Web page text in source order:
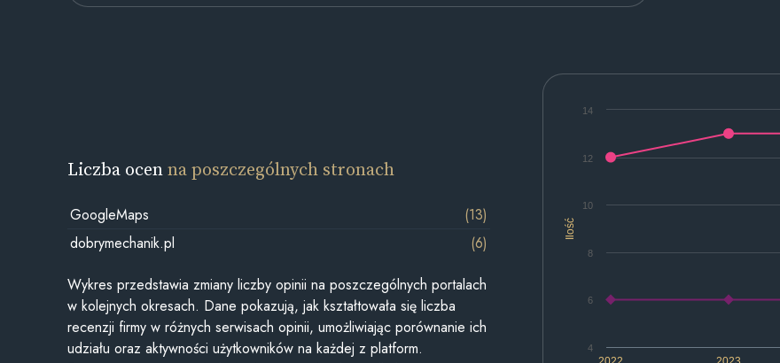
Ilość
4
6
8
10
12
14
Liczba ocenna poszczególnych stronach
GoogleMaps
(13)
dobrymechanik.pl
(6)
Wykres przedstawia zmiany liczby opinii na poszczególnych portalach
w kolejnych okresach. Dane pokazują, jak kształtowała się liczba
recenzji firmy w różnych serwisach opinii, umożliwiając porównanie ich
udziału oraz aktywności użytkowników na każdej z platform.